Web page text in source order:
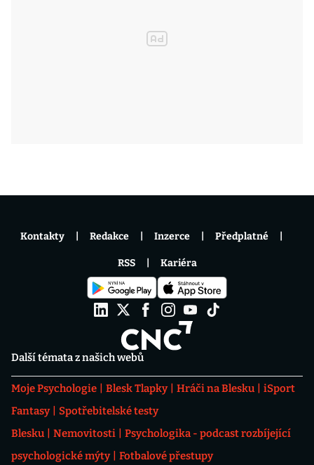
Další témata z našich webů
Moje Psychologie Blesk Tlapky Hráči na Blesku
iSport
Fantasy
Spotřebitelské testy
Blesku
Nemovitosti
Psychologika - podcast rozbíjející
psychologické mýty
Fotbalové přestupy
Kontakty Redakce Inzerce Předplatné
RSS Kariéra